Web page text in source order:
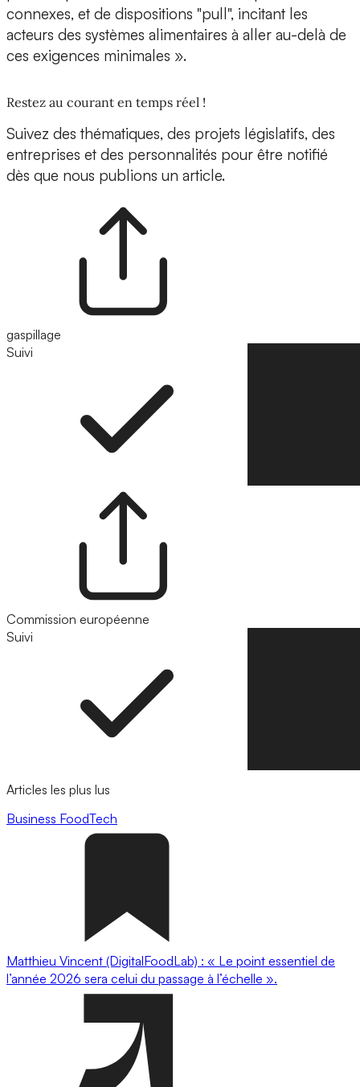
connexes, et de dispositions "pull", incitant les
acteurs des systèmes alimentaires à aller au-delà de
ces exigences minimales ».
Restez au courant en temps réel !
Suivez des thématiques, des projets législatifs, des
entreprises et des personnalités pour être notifié
dès que nous publions un article.
gaspillage
Suivi
Commission européenne
Suivi
Articles les plus lus
Business FoodTech
Matthieu Vincent (DigitalFoodLab) : « Le point essentiel de
l’année 2026 sera celui du passage à l’échelle ».